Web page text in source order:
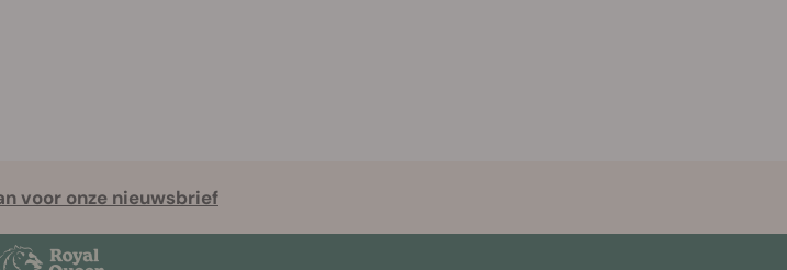
voor onze nieuwsbrief